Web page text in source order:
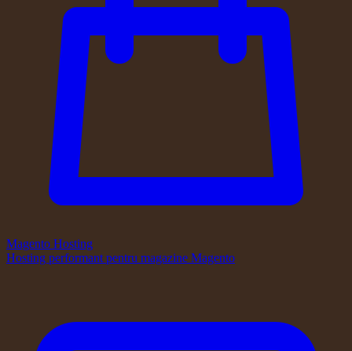
Magento Hosting
Hosting performant pentru magazine Magento